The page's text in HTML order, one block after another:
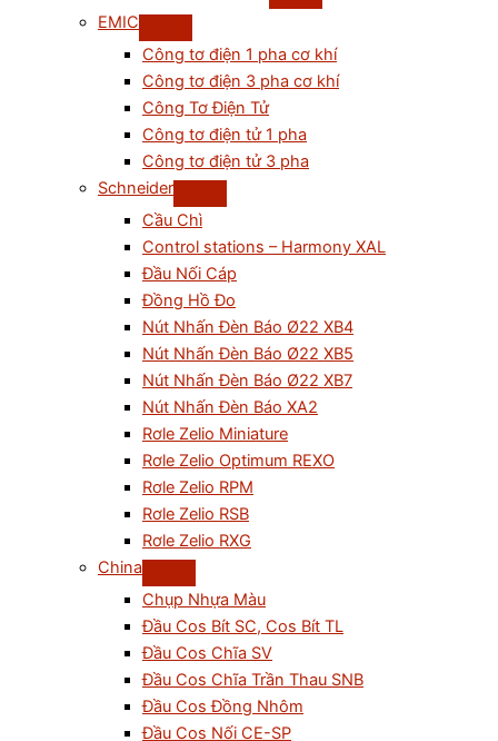
EMIC
Công tơ điện 1 pha cơ khí
Công tơ điện 3 pha cơ khí
Công Tơ Điện Tử
Công tơ điện tử 1 pha
Công tơ điện tử 3 pha
Schneider
Cầu Chì
Control stations – Harmony XAL
Đầu Nối Cáp
Đồng Hồ Đo
Nút Nhấn Đèn Báo Ø22 XB4
Nút Nhấn Đèn Báo Ø22 XB5
Nút Nhấn Đèn Báo Ø22 XB7
Nút Nhấn Đèn Báo XA2
Rơle Zelio Miniature
Rơle Zelio Optimum REXO
Rơle Zelio RPM
Rơle Zelio RSB
Rơle Zelio RXG
China
Chụp Nhựa Màu
Đầu Cos Bít SC, Cos Bít TL
Đầu Cos Chĩa SV
Đầu Cos Chĩa Trần Thau SNB
Đầu Cos Đồng Nhôm
Đầu Cos Nối CE-SP